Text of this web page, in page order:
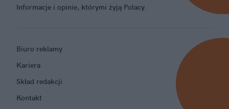
Informacje i opinie, którymi żyją Polacy.
Biuro reklamy
Kariera
Skład redakcji
Kontakt